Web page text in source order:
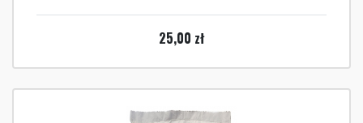
25,00 zł